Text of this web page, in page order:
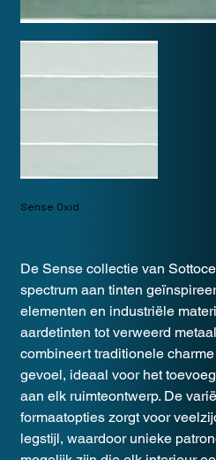
Sense Oxid
De Sense collectie van
spectrum aan tinten
elementen en industriële
aardetinten tot verweerd
combineert traditionele
gevoel, ideaal voor het
aan elk ruimteontwerp. De
formaatopties zorgt voor
legstijl, waardoor unieke